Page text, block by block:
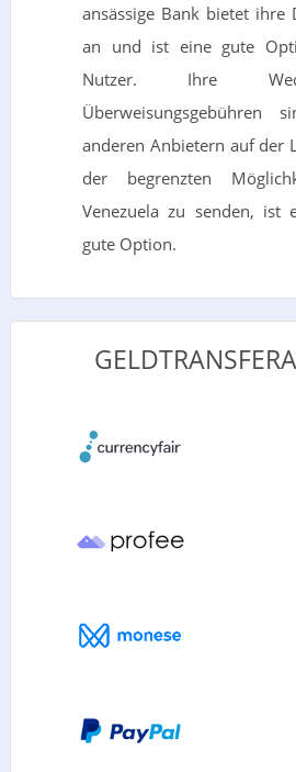
ansässige Bank bietet ihre
an und ist eine gute
Nutzer. Ihre
anderen Anbietern auf der
der begrenzten
Venezuela zu senden, ist
gute Option.